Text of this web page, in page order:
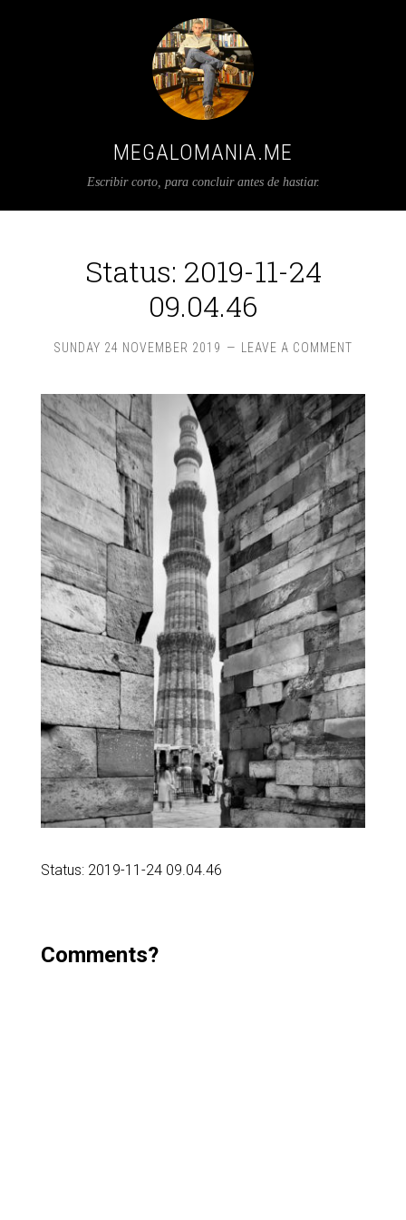
MEGALOMANIA.ME
Escribir corto, para concluir antes de hastiar.
Status: 2019-11-24
09.04.46
SUNDAY 24 NOVEMBER 2019 LEAVE A COMMENT
Status: 2019-11-24 09.04.46
Comments?